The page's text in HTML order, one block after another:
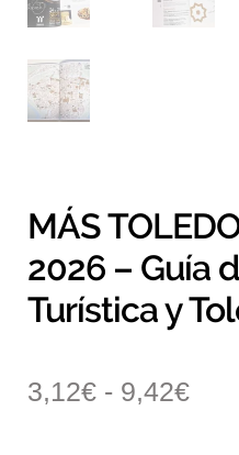
MÁS
2026 – Guía
Turística y
3,12€ - 9,42€